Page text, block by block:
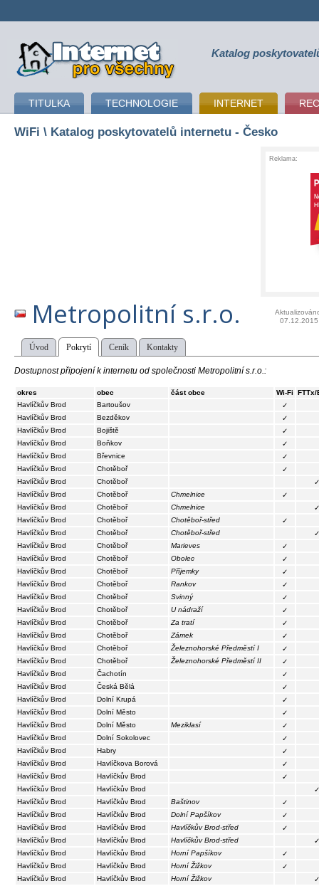
připojení k internetu Katalog
TITULKA TECHNOLOGIE INTERNET
WiFi \ Katalog poskytovatelů internetu - Česko
Reklama:
Metropolitní s.r.o.
07.12.2015
Úvod Pokrytí Ceník Kontakty
Dostupnost připojení k internetu od společnosti Metropolitní s.r.o.:
okres obec část obce Wi-Fi
FTTx/
Havlíčkův Brod
Bartoušov
✓
Havlíčkův Brod
Bezděkov
✓
Havlíčkův Brod
Bojiště
✓
Havlíčkův Brod
Boňkov
✓
Havlíčkův Brod
Břevnice
✓
Havlíčkův Brod
Chotěboř
✓
Havlíčkův Brod
Chotěboř
✓
Havlíčkův Brod
Chotěboř Chmelnice
✓
Havlíčkův Brod
Chotěboř Chmelnice
✓
Havlíčkův Brod
Chotěboř Chotěboř-střed
✓
Havlíčkův Brod
Chotěboř Chotěboř-střed
✓
Havlíčkův Brod
Chotěboř Marieves
✓
Havlíčkův Brod
Chotěboř Obolec
✓
Havlíčkův Brod
Chotěboř Příjemky
✓
Havlíčkův Brod
Chotěboř Rankov
✓
Havlíčkův Brod
Chotěboř Svinný
✓
Havlíčkův Brod
Chotěboř U nádraží
✓
Havlíčkův Brod
Chotěboř Za tratí
✓
Havlíčkův Brod
Chotěboř Zámek
✓
Havlíčkův Brod
Chotěboř Železnohorské Předměstí I
✓
Havlíčkův Brod
Chotěboř Železnohorské Předměstí II
✓
Havlíčkův Brod
Čachotín
✓
Havlíčkův Brod
Česká Bělá
✓
Havlíčkův Brod
Dolní Krupá
✓
Havlíčkův Brod
Dolní Město
✓
Havlíčkův Brod
Dolní Město Meziklasí
✓
Havlíčkův Brod
Dolní Sokolovec
✓
Havlíčkův Brod
Habry
✓
Havlíčkův Brod
Havlíčkova Borová
✓
Havlíčkův Brod
Havlíčkův Brod
✓
Havlíčkův Brod
Havlíčkův Brod
✓
Havlíčkův Brod
Havlíčkův Brod Baštinov
✓
Havlíčkův Brod
Havlíčkův Brod Dolní Papšíkov
✓
Havlíčkův Brod
Havlíčkův Brod Havlíčkův Brod-střed
✓
Havlíčkův Brod
Havlíčkův Brod Havlíčkův Brod-střed
✓
Havlíčkův Brod
Havlíčkův Brod Horní Papšíkov
✓
Havlíčkův Brod
Havlíčkův Brod Horní Žižkov
✓
Havlíčkův Brod
Havlíčkův Brod Horní Žižkov
✓